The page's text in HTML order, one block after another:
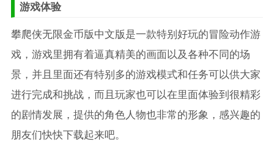
游戏体验
攀爬侠无限金币版中文版是一款特别好玩的冒险动作游
戏，游戏里拥有着逼真精美的画面以及各种不同的场
景，并且里面还有特别多的游戏模式和任务可以供大家
进行完成和挑战，而且玩家也可以在里面体验到很精彩
的剧情发展，提供的角色人物也非常的形象，感兴趣的
朋友们快快下载起来吧。